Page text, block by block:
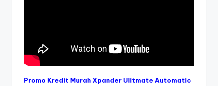
Promo Kredit Murah Xpander Ulitmate Automatic